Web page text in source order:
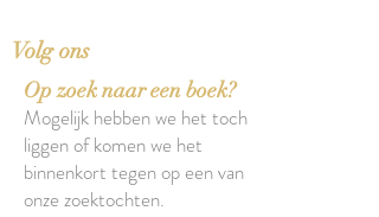
Volg ons
Op zoek naar een boek?
Mogelijk hebben we het toch
liggen of komen we het
binnenkort tegen op een van
onze zoektochten.